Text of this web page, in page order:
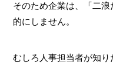
そのため企業は、「二
的にしません。
むしろ人事担当者が知り